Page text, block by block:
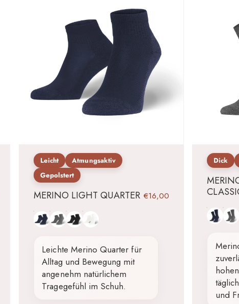
Leicht
Atmungsaktiv
Gepolstert
MERINO LIGHT QUARTER €16,00
BlauGrauSchwarzWeiß
Leichte Merino Quarter für
Alltag und Bewegung mit
angenehm natürlichem
Tragegefühl im Schuh.
Dick
Blau
und